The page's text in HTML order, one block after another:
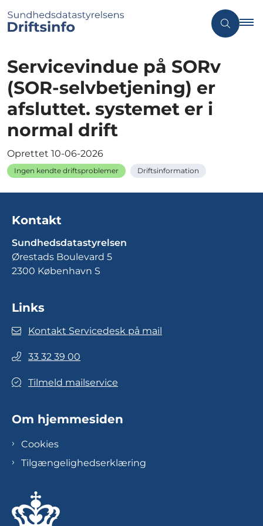
Servicevindue på SORv
(SOR-selvbetjening) er
afsluttet. systemet er i
normal drift
Oprettet 10-06-2026
Ingen kendte driftsproblemer Driftsinformation
Kontakt
Sundhedsdatastyrelsen
Ørestads Boulevard 5
2300 København S
Links
Kontakt Servicedesk på mail
33 32 39 00
Tilmeld mailservice
Om hjemmesiden
Cookies
Tilgængelighedserklæring